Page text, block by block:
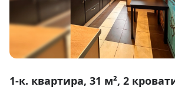
1
1-к. квартира, 31 м², 2